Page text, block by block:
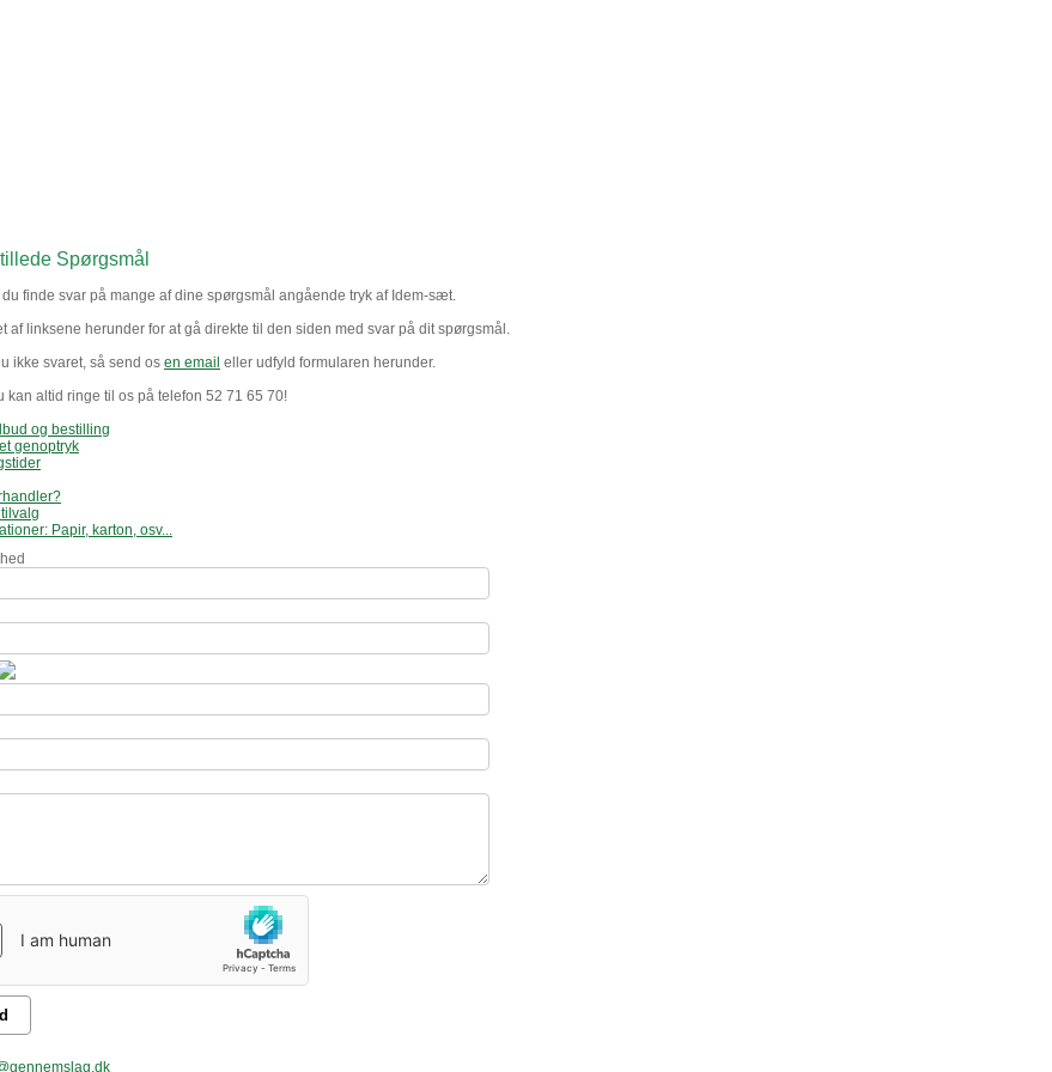
Spørgsmål
du finde svar på mange af dine spørgsmål angående tryk af Idem-sæt.
af linksene herunder for at gå direkte til den siden med svar på dit spørgsmål.
ikke svaret, så send os en email eller udfyld formularen herunder.
kan altid ringe til os på telefon 52 71 65 70!
og bestilling
genoptryk
Papir, karton, osv...